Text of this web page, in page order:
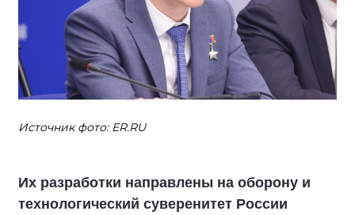
Источник фото: ER.RU
Их разработки направлены на оборону и
технологический суверенитет России